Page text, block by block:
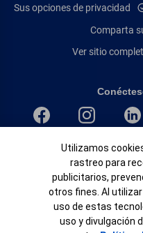
Sus opciones de privacidad
Ver sitio
Bank of
Igualdad de
© 2026 Bank
Todos Los
Patente:
Banner de Cookies
Utilizamos
rastreo para
publicitarios,
otros fines. Al
uso de estas
uso y divulgación